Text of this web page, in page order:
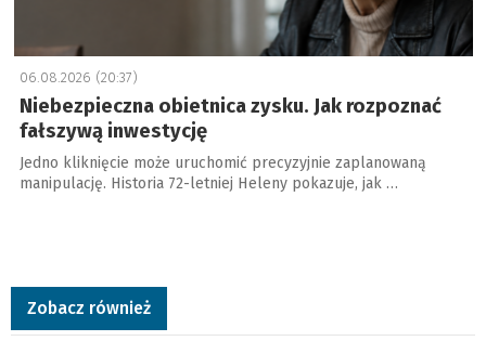
06.08.2026 (20:37)
Niebezpieczna obietnica zysku. Jak rozpoznać
fałszywą inwestycję
Jedno kliknięcie może uruchomić precyzyjnie zaplanowaną
manipulację. Historia 72-letniej Heleny pokazuje, jak …
Zobacz również